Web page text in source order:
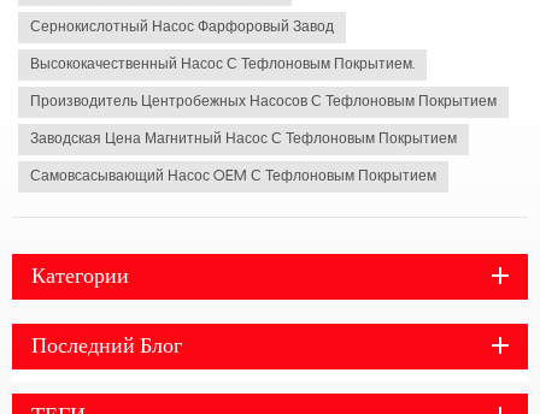
Сернокислотный Насос Фарфоровый Завод
Высококачественный Насос С Тефлоновым Покрытием.
Производитель Центробежных Насосов С Тефлоновым Покрытием
Заводская Цена Магнитный Насос С Тефлоновым Покрытием
Самовсасывающий Насос OEM С Тефлоновым Покрытием
Категории
Последний Блог